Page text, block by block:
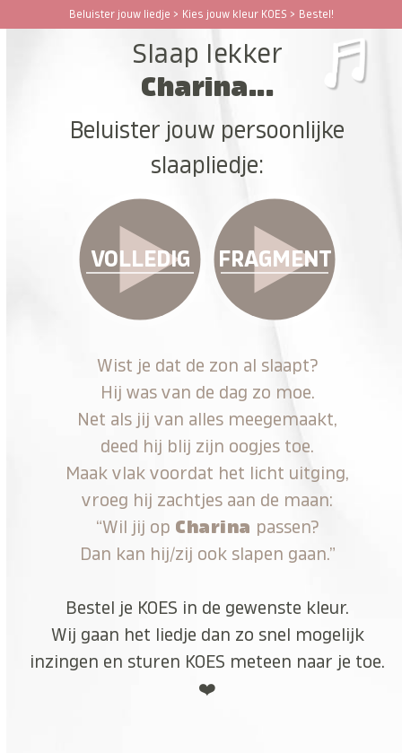
Beluister jouw liedje > Kies jouw kleur KOES > Bestel!
Open
Close
Slaap lekker
Charina...
Beluister jouw persoonlijke
slaapliedje:
VOLLEDIG FRAGMENT
Wist je dat de zon al slaapt?
Hij was van de dag zo moe.
Net als jij van alles meegemaakt,
deed hij blij zijn oogjes toe.
Maak vlak voordat het licht uitging,
vroeg hij zachtjes aan de maan:
“Wil jij op Charina passen?
Dan kan hij/zij ook slapen gaan.”
Bestel je KOES in de gewenste kleur.
Wij gaan het liedje dan zo snel mogelijk
inzingen en sturen KOES meteen naar je toe.
❤️